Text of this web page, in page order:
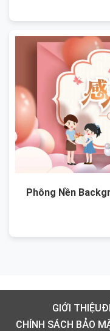
Phông Nền
GIỚI THIỆU
CHÍNH SÁCH BẢO